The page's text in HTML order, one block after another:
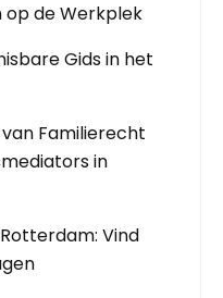
op de Werkplek
Gids in het
Familierecht
in
Vind